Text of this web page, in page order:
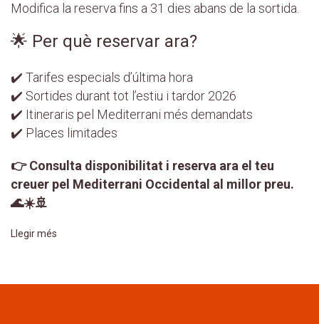
Modifica la reserva fins a 31 dies abans de la sortida.
🌟 Per què reservar ara?
✔️ Tarifes especials d’última hora
✔️ Sortides durant tot l’estiu i tardor 2026
✔️ Itineraris pel Mediterrani més demandats
✔️ Places limitades
👉 Consulta disponibilitat i reserva ara el teu
creuer pel Mediterrani Occidental al millor preu.
🌊☀️🚢
Llegir més